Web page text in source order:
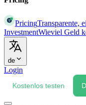
PricingTransparente,
InvestmentWieviel Geld
de
Login
Kostenlos testen